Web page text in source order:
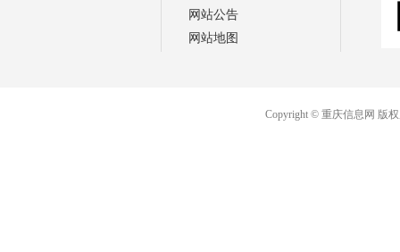
网站公告
网站地图
Copyright © 重庆信息网 版